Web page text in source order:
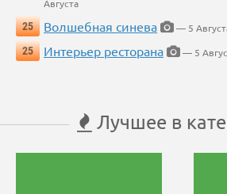
Августа
25
Волшебная синева
— 5
25
Интерьер ресторана — 5
Лучшее в